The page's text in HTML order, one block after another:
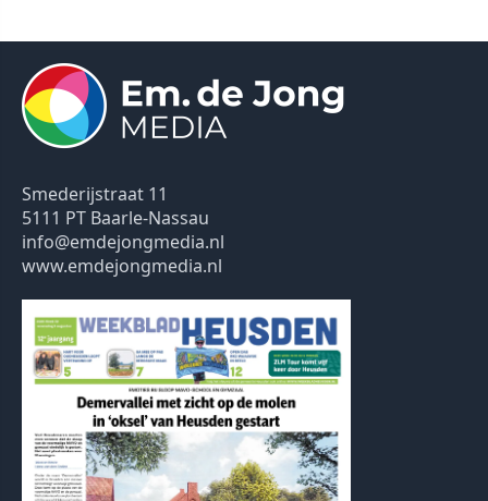
Smederijstraat 11
5111 PT Baarle-Nassau
info@emdejongmedia.nl
www.emdejongmedia.nl